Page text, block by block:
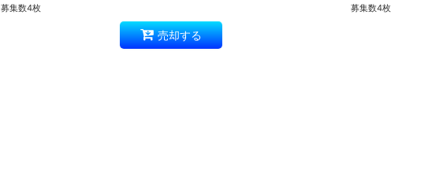
募集数4枚
売却する
募集数4枚